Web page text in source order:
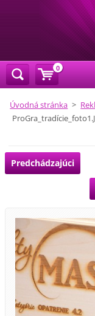
Úvodná stránka >
Predchádzajúci
0